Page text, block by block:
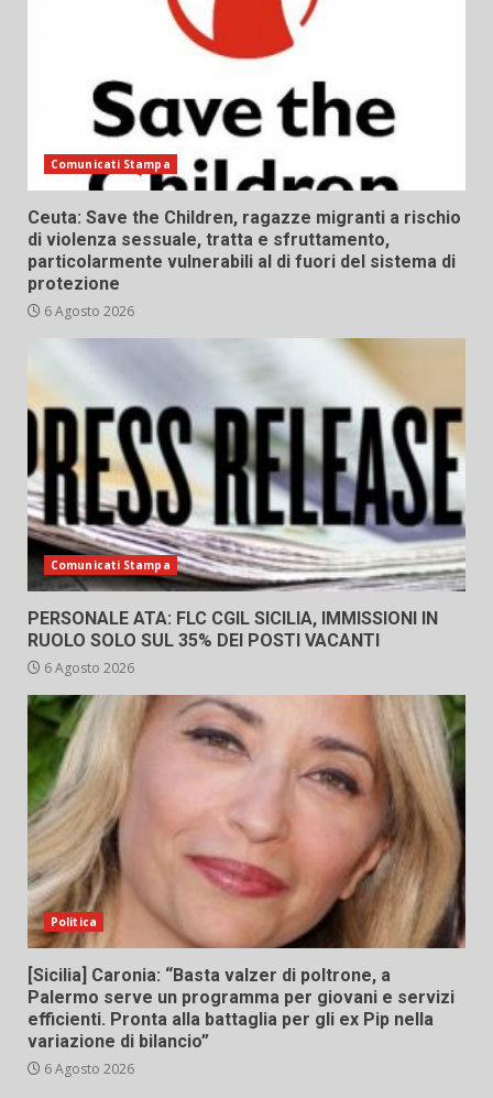
Comunicati Stampa
Ceuta: Save the Children, ragazze migranti a rischio
di violenza sessuale, tratta e sfruttamento,
particolarmente vulnerabili al di fuori del sistema di
protezione
6 Agosto 2026
Comunicati Stampa
PERSONALE ATA: FLC CGIL SICILIA, IMMISSIONI IN
RUOLO SOLO SUL 35% DEI POSTI VACANTI
6 Agosto 2026
Politica
[Sicilia] Caronia: “Basta valzer di poltrone, a
Palermo serve un programma per giovani e servizi
efficienti. Pronta alla battaglia per gli ex Pip nella
variazione di bilancio”
6 Agosto 2026